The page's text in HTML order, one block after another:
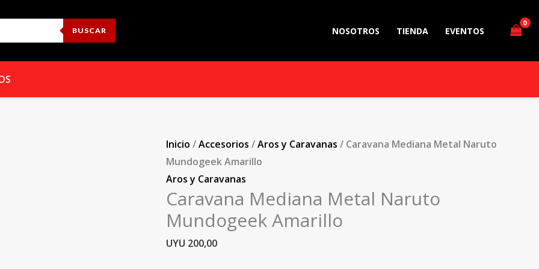
BUSCAR NOSOTROS TIENDA EVENTOS
Inicio /Accesorios /Aros y Caravanas / Caravana Mediana Metal Naruto
Mundogeek Amarillo
Aros y Caravanas
Caravana Mediana Metal Naruto
Mundogeek Amarillo
UYU 200,00
Naruto
Amarillo